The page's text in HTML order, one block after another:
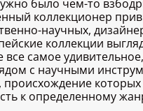
было чем-то
коллекционер
научных,
коллекции
самое
с научными
к определенному